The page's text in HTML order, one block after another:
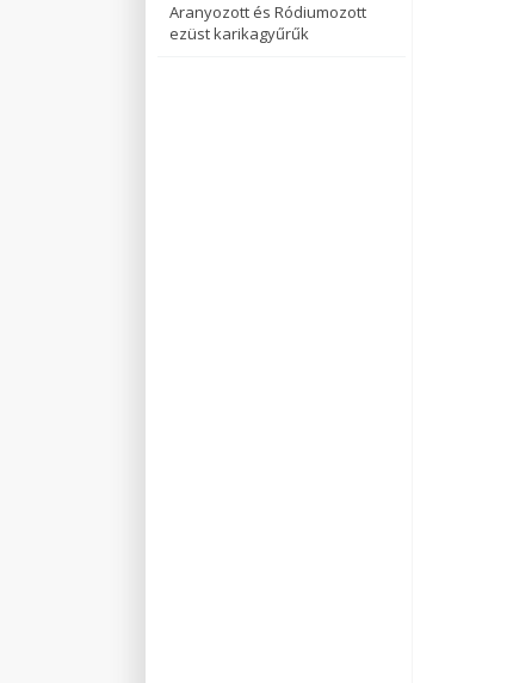
Aranyozott és Ródiumozott
ezüst karikagyűrűk